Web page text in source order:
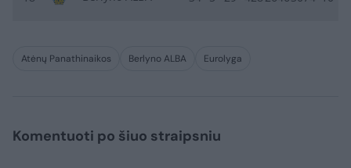
Atėnų Panathinaikos Berlyno ALBA Eurolyga
Komentuoti po šiuo straipsniu